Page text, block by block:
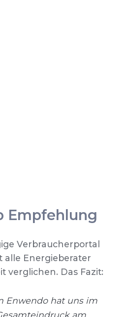
Empfehlung
Verbraucherportal
alle Energieberater
verglichen. Das Fazit:
Enwendo hat uns im
am